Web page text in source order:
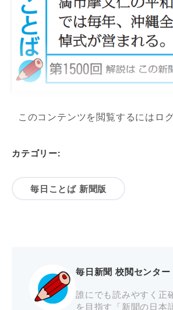
このコンテンツを閲覧するにはロ
カテゴリー:
毎日ことば 新聞版
毎日新聞 校閲センター
誰にでも読みやすく正
を目指す「新聞の日本